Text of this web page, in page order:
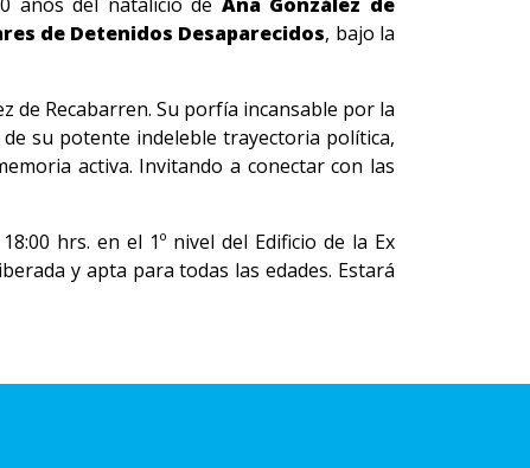
de Detenidos Desaparecidos, bajo la
de Recabarren. Su porfía incansable por la
su potente indeleble trayectoria política,
activa. Invitando a conectar con las
hrs. en el 1º nivel del Edificio de la Ex
y apta para todas las edades. Estará